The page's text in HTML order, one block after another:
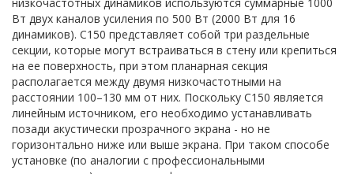
Вт двух каналов усиления по 500 Вт (2000 Вт для 16
динамиков). C150 представляет собой три раздельные
секции, которые могут встраиваться в стену или крепиться
на ее поверхность, при этом планарная секция
располагается между двумя низкочастотными на
расстоянии 100–130 мм от них. Поскольку C150 является
линейным источником, его необходимо устанавливать
позади акустически прозрачного экрана - но не
горизонтально ниже или выше экрана. При таком способе
установке (по аналогии с профессиональными